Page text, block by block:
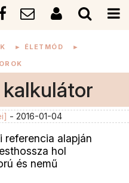
► ÉLETMÓD ►
- 2016-01-04
referencia alapján
hol
és nemű